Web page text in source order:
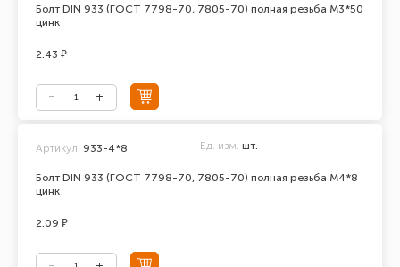
Болт DIN 933 (ГОСТ 7798-70, 7805-70) полная резьба М3*50
цинк
2.43 ₽
Болт DIN 933 (ГОСТ 7798-70, 7805-70) полная резьба М4*8
цинк
Артикул: 933-4*8 Ед. изм. шт.
2.09 ₽